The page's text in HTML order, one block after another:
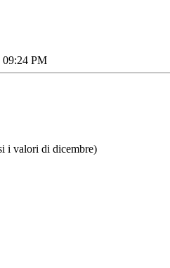
09:24 PM
i valori di dicembre)